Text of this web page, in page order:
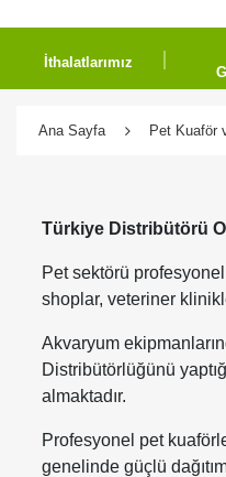
İthalatlarımız
Ana Sayfa Pet Kuaför
Türkiye Distribütörü
Pet sektörü
shoplar, veteriner
Akvaryum
Distribütörlüğünü
almaktadır.
Profesyonel pet
genelinde güçlü